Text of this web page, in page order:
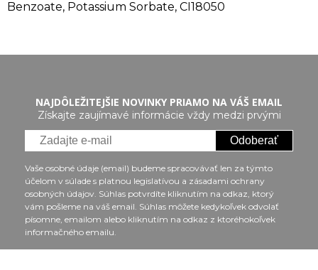
Benzoate, Potassium Sorbate, CI18050
NAJDÔLEŽITEJŠIE NOVINKY PRIAMO NA VÁŠ EMAIL
Získajte zaujímavé informácie vždy medzi prvými
Odoberať
Vaše osobné údaje (email) budeme spracovávať len za týmto
účelom v súlade s platnou legislatívou a zásadami ochrany
osobných údajov. Súhlas potvrdíte kliknutím na odkaz, ktorý
vám pošleme na váš email. Súhlas môžete kedykoľvek odvolať
písomne, emailom alebo kliknutím na odkaz z ktoréhokoľvek
informačného emailu.